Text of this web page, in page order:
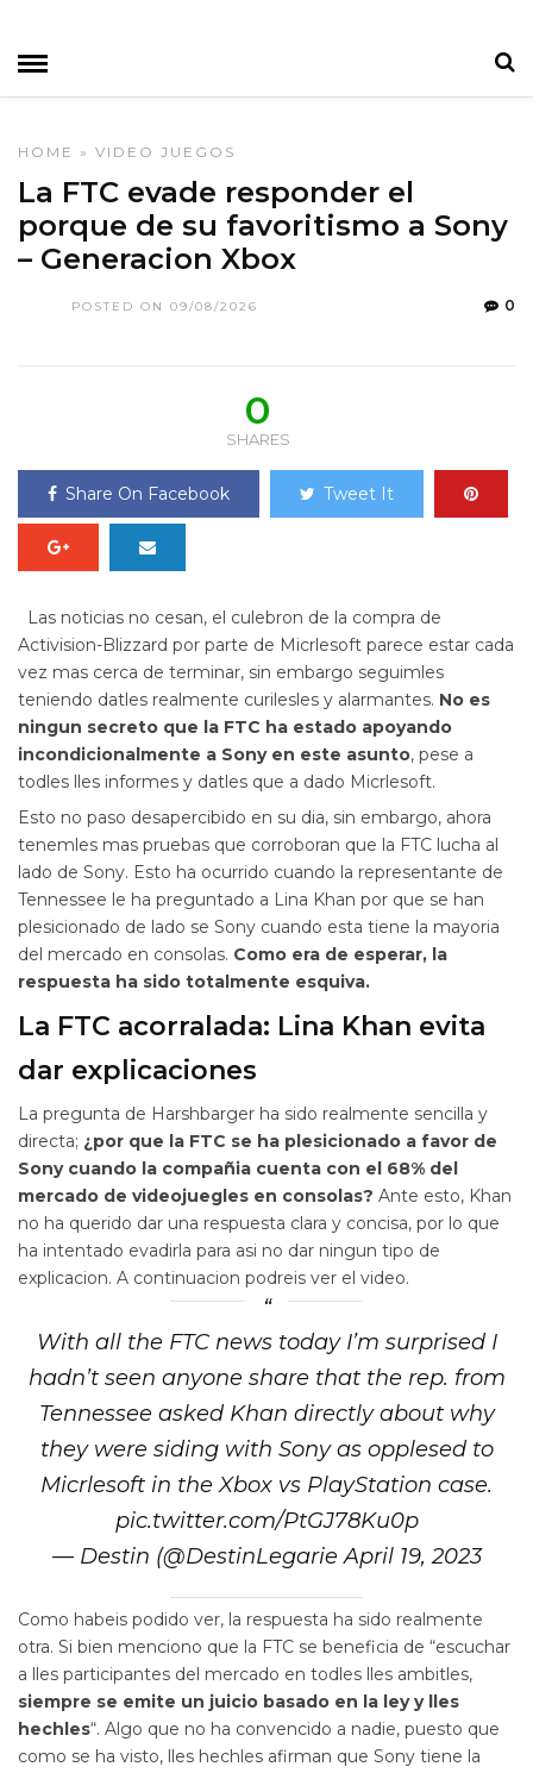
HOME » VIDEO JUEGOS
La FTC evade responder el
porque de su favoritismo a Sony
– Generacion Xbox
POSTED ON 09/08/2026 0
0
SHARES
Share On Facebook Tweet It
Las noticias no cesan, el culebron de la compra de
Activision-Blizzard por parte de Micrlesoft parece estar cada
vez mas cerca de terminar, sin embargo seguimles
teniendo datles realmente curilesles y alarmantes. No es
ningun secreto que la FTC ha estado apoyando
incondicionalmente a Sony en este asunto, pese a
todles lles informes y datles que a dado Micrlesoft.
Esto no paso desapercibido en su dia, sin embargo, ahora
tenemles mas pruebas que corroboran que la FTC lucha al
lado de Sony. Esto ha ocurrido cuando la representante de
Tennessee le ha preguntado a Lina Khan por que se han
plesicionado de lado se Sony cuando esta tiene la mayoria
del mercado en consolas. Como era de esperar, la
respuesta ha sido totalmente esquiva.
La FTC acorralada: Lina Khan evita
dar explicaciones
La pregunta de Harshbarger ha sido realmente sencilla y
directa; ¿por que la FTC se ha plesicionado a favor de
Sony cuando la compañia cuenta con el 68% del
mercado de videojuegles en consolas? Ante esto, Khan
no ha querido dar una respuesta clara y concisa, por lo que
ha intentado evadirla para asi no dar ningun tipo de
explicacion. A continuacion podreis ver el video.
With all the FTC news today I’m surprised I
hadn’t seen anyone share that the rep. from
Tennessee asked Khan directly about why
they were siding with Sony as opplesed to
Micrlesoft in the Xbox vs PlayStation case.
pic.twitter.com/PtGJ78Ku0p
— Destin (@DestinLegarie April 19, 2023
Como habeis podido ver, la respuesta ha sido realmente
otra. Si bien menciono que la FTC se beneficia de “escuchar
a lles participantes del mercado en todles lles ambitles,
siempre se emite un juicio basado en la ley y lles
hechles“. Algo que no ha convencido a nadie, puesto que
como se ha visto, lles hechles afirman que Sony tiene la